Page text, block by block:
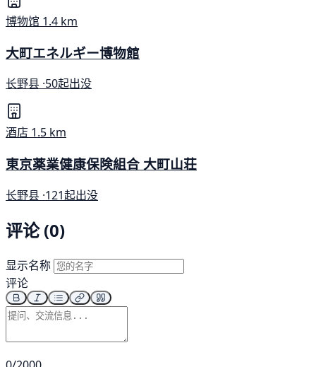
博物馆 1.4 km
大町エネルギー博物館
长野县 ·50起出没
酒店 1.5 km
東京薬業健康保険組合 大町山荘
长野县 ·121起出没
评论 (0)
显示名称
评论